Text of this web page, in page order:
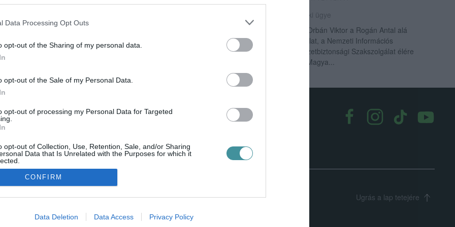
Data Processing Opt Outs
opt-out of the Sharing of my personal data.
opt-out of the Sale of my Personal Data.
opt-out of processing my Personal Data for Targeted
opt-out of Collection, Use, Retention, Sale, and/or Sharing
Data that Is Unrelated with the Purposes for which it
allow Google to enable storage related to advertising like cookies on
CONFIRM
Data Deletion Data Access Privacy Policy
ELLENZÉK "FÉKEN TARTÁSÁT"
Kövér László házelnök egy most kiszivárgott hangfelvétel
szerint arról beszélt a titkosszolgálati vezetőknek zárt ajtók
mögött, hogy jelenleg az ellenzék jelenti a legnagyobb
TITKOSSZOLGÁLATOKAT
Mindenki ügye
Új vezetőket nevezett ki Orbán Viktor a Rogán Antal alá
rendelt csúcstitkosszolgálat, a Nemzeti Információs
Központ (NIK) és a Nemzetbiztonsági Szakszolgálat élére
Orbán Viktor, derült ki a Magya...
nyilatkozat|Kommentelési szabályzat|Szerzői jogok|Médiaajánlat Ugrás a lap tetejére